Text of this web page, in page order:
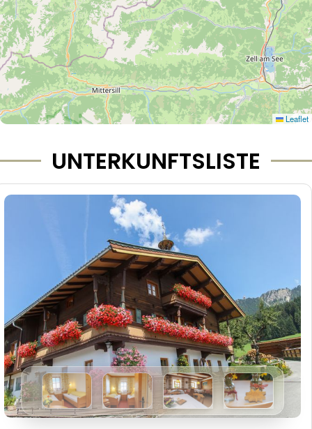
Leaflet
UNTERKUNFTSLISTE